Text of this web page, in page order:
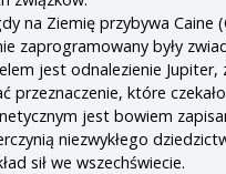
na Ziemię przybywa Caine
zaprogramowany były
jest odnalezienie Jupiter,
przeznaczenie, które
jest bowiem
niezwykłego
sił we wszechświecie.